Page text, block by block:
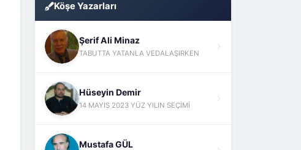
Köşe Yazarları
Şerif Ali Minaz
TABUTTA YATANLA VEDALAŞIRKEN
Hüseyin Demir
14 MAYIS 2023 YÜZ YILIN SEÇİMİ
Mustafa GÜL